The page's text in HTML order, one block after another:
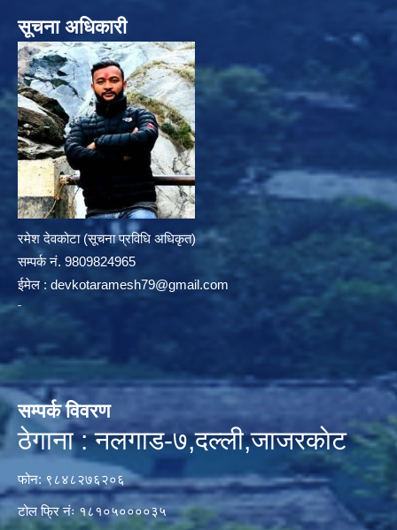
सूचना अधिकारी
रमेश देवकोटा (सूचना प्रविधि अधिकृत)
सम्पर्क न‌ं. 9809824965
ईमेल : devkotaramesh79@gmail.com
सम्पर्क विवरण
ठेगाना : नलगाड-७,दल्ली,जाजरकाेट
फोन: ९८४८२७६२०६
टोल फ्रि नंः १८१०५००००३५